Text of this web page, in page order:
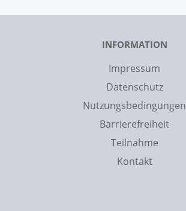
INFORMATION
Impressum
Datenschutz
Nutzungsbedingungen
Barrierefreiheit
Teilnahme
Kontakt